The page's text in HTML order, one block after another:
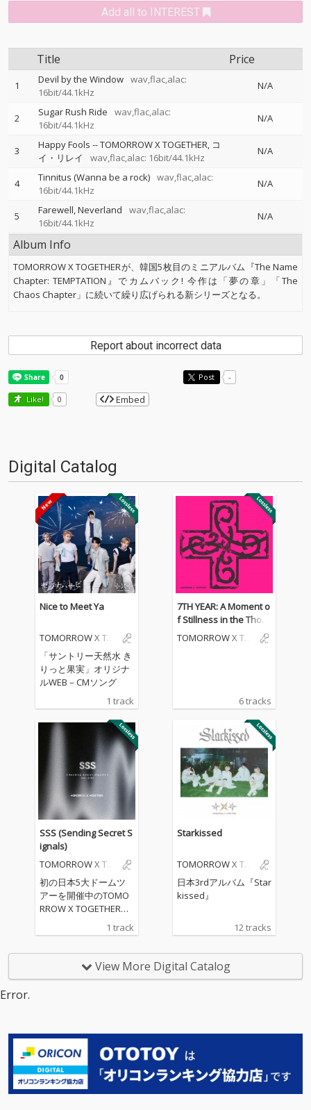
Add all to INTEREST
Title Price
1 Devil by the Window wav,flac,alac:
16bit/44.1kHz
N/A
2 Sugar Rush Ride
wav,flac,alac:
16bit/44.1kHz
N/A
3 Happy Fools --TOMORROW X TOGETHER コ
イ・リレイ
wav,flac,alac: 16bit/44.1kHz
N/A
4 Tinnitus (Wanna be a rock) wav,flac,alac:
16bit/44.1kHz
N/A
5 Farewell, Neverland
wav,flac,alac:
16bit/44.1kHz
N/A
Album Info
TOMORROW X TOGETHERが、韓国5枚目のミニアルバム『The Name
Chapter: TEMPTATION』でカムバック! 今作は「夢の章」「The
Chaos Chapter」に続いて繰り広げられる新シリーズとなる。
Report about incorrect data
Post -
Like! 0 Embed
Digital Catalog
Nice to Meet Ya
TOMORROW X TO
「サントリー天然水 き
りっと果実」オリジナ
ルWEB－CMソング
1 track
7TH YEAR: A Moment o
f Stillness in the Thorn
s
TOMORROW X TO
6 tracks
SSS (Sending Secret S
ignals)
TOMORROW X TO
初の日本5大ドームツ
アーを開催中のTOMO
RROW X TOGETHERに
ル。L’Arc〜en〜Cielの
アーティストとしても
世界で活躍するHYDEに
視線を避けながら密や
かにやりとりする愛の
シグナルを、鼓動のよ
うなビートと繊細で大
胆なメロディーによっ
1 track
Starkissed
TOMORROW X TO
日本3rdアルバム『Star
kissed』
12 tracks
View More Digital Catalog
Error.